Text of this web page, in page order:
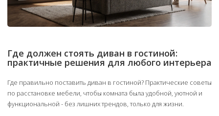
Где должен стоять диван в гостиной:
практичные решения для любого интерьера
Где правильно поставить диван в гостиной? Практические советы
по расстановке мебели, чтобы комната была удобной, уютной и
функциональной - без лишних трендов, только для жизни.